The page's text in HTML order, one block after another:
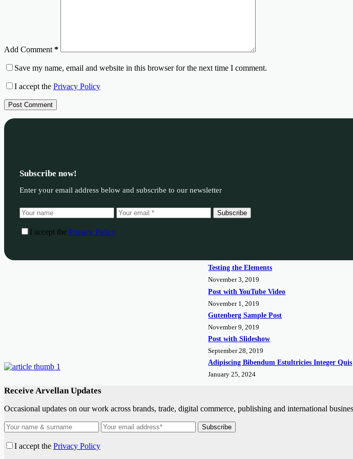
Add Comment*
Save my name, email and website in this browser for the next time I comment.
I accept the Privacy Policy
Post Comment
Subscribe now!
Enter your email address below and subscribe to our newsletter
Subscribe
I accept the Privacy Policy
Testing the Elements
November 3, 2019
Post with YouTube Video
November 1, 2019
Gutenberg Sample Post
November 9, 2019
Post with Slideshow
September 28, 2019
Adipiscing Bibendum Estultricies Integer Quis
January 25, 2024
Receive Arvellan Updates
Occasional updates on our work across brands, trade, digital commerce, publishing and international
Subscribe
I accept the Privacy Policy